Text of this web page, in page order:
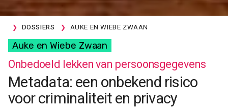
DOSSIERS AUKE EN WIEBE ZWAAN
Auke en Wiebe Zwaan
Onbedoeld lekken van persoonsgegevens
Metadata: een onbekend risico
voor criminaliteit en privacy